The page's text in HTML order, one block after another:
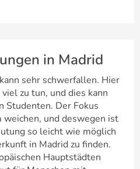
in Madrid
sehr schwerfallen. Hier
zu tun, und dies kann
Studenten. Der Fokus
und deswegen ist
so leicht wie möglich
in Madrid zu finden.
Hauptstädten